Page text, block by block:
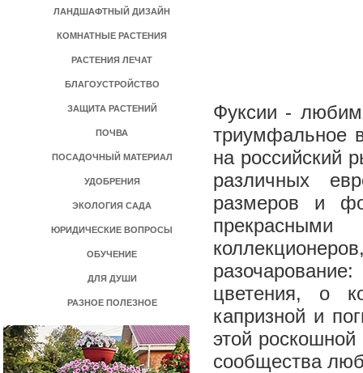
ЛАНДШАФТНЫЙ ДИЗАЙН
КОМНАТНЫЕ РАСТЕНИЯ
РАСТЕНИЯ ЛЕЧАТ
БЛАГОУСТРОЙСТВО
ЗАЩИТА РАСТЕНИЙ
ПОЧВА
ПОСАДОЧНЫЙ МАТЕРИАЛ
УДОБРЕНИЯ
ЭКОЛОГИЯ САДА
ЮРИДИЧЕСКИЕ ВОПРОСЫ
ОБУЧЕНИЕ
ДЛЯ ДУШИ
РАЗНОЕ ПОЛЕЗНОЕ
Фуксии ­-
триумфальное
на российский
различных
размеров и
цветения, о
капризной и
этой
сообщества